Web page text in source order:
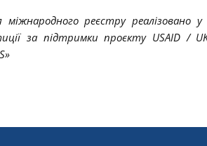
реєстру реалізовано
за підтримки проєкту USAID /
»